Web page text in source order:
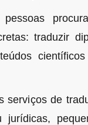
pessoas
traduzir
serviços de
jurídicas,